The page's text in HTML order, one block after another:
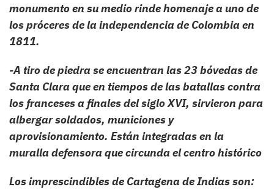
monumento en su medio rinde homenaje a uno de
los próceres de la independencia de Colombia en
1811.
-A tiro de piedra se encuentran las 23 bóvedas de
Santa Clara que en tiempos de las batallas contra
los franceses a finales del siglo XVI, sirvieron para
albergar soldados, municiones y
aprovisionamiento. Están integradas en la
muralla defensora que circunda el centro histórico
Los imprescindibles de Cartagena de Indiasson: